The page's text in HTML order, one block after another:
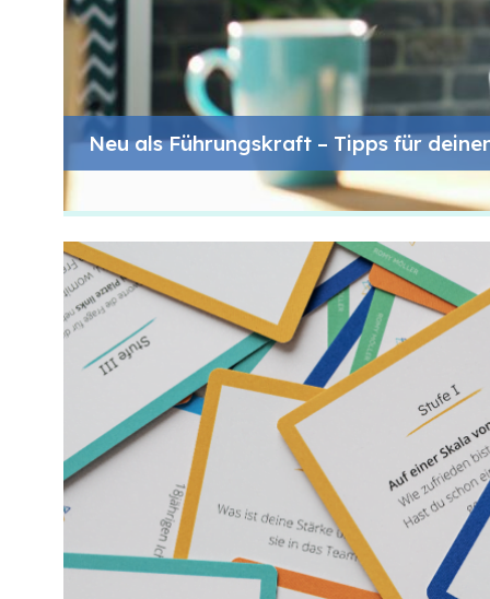
Neu als Führungskraft – Tipps für